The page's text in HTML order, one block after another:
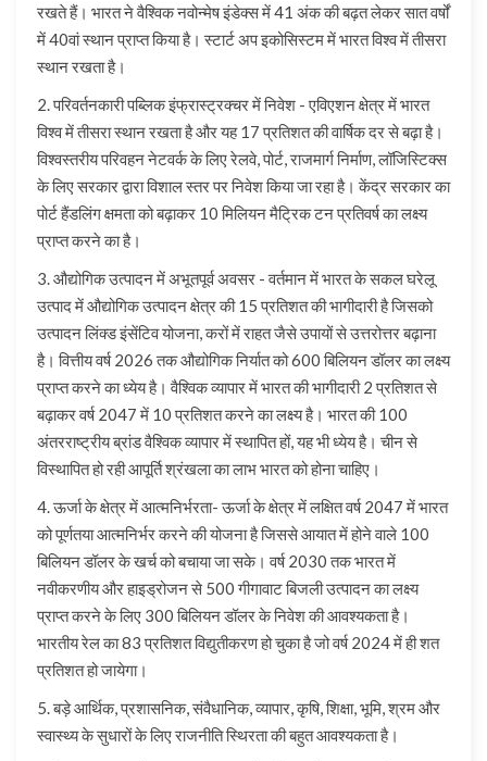
रखते हैं। भारत ने वैश्विक नवोन्मेष इंडेक्स में 41 अंक की बढ़त लेकर सात वर्षों
में 40वां स्थान प्राप्त किया है। स्टार्ट अप इकोसिस्टम में भारत विश्व में तीसरा
स्थान रखता है।
2. परिवर्तनकारी पब्लिक इंफ्रास्ट्रक्चर में निवेश - एविएशन क्षेत्र में भारत
विश्व में तीसरा स्थान रखता है और यह 17 प्रतिशत की वार्षिक दर से बढ़ा है।
विश्वस्तरीय परिवहन नेटवर्क के लिए रेलवे, पोर्ट, राजमार्ग निर्माण, लॉजिस्टिक्स
के लिए सरकार द्वारा विशाल स्तर पर निवेश किया जा रहा है। केंद्र सरकार का
पोर्ट हैंडलिंग क्षमता को बढ़ाकर 10 मिलियन मैट्रिक टन प्रतिवर्ष का लक्ष्य
प्राप्त करने का है।
3. औद्योगिक उत्पादन में अभूतपूर्व अवसर - वर्तमान में भारत के सकल घरेलू
उत्पाद में औद्योगिक उत्पादन क्षेत्र की 15 प्रतिशत की भागीदारी है जिसको
उत्पादन लिंक्ड इंसेंटिव योजना, करों में राहत जैसे उपायों से उत्तरोत्तर बढ़ाना
है। वित्तीय वर्ष 2026 तक औद्योगिक निर्यात को 600 बिलियन डॉलर का लक्ष्य
प्राप्त करने का ध्येय है। वैश्विक व्यापार में भारत की भागीदारी 2 प्रतिशत से
बढ़ाकर वर्ष 2047 में 10 प्रतिशत करने का लक्ष्य है। भारत की 100
अंतरराष्ट्रीय ब्रांड वैश्विक व्यापार में स्थापित हों, यह भी ध्येय है। चीन से
विस्थापित हो रही आपूर्ति श्रंखला का लाभ भारत को होना चाहिए।
4. ऊर्जा के क्षेत्र में आत्मनिर्भरता- ऊर्जा के क्षेत्र में लक्षित वर्ष 2047 में भारत
को पूर्णतया आत्मनिर्भर करने की योजना है जिससे आयात में होने वाले 100
बिलियन डॉलर के खर्च को बचाया जा सके। वर्ष 2030 तक भारत में
नवीकरणीय और हाइड्रोजन से 500 गीगावाट बिजली उत्पादन का लक्ष्य
प्राप्त करने के लिए 300 बिलियन डॉलर के निवेश की आवश्यकता है।
भारतीय रेल का 83 प्रतिशत विद्युतीकरण हो चुका है जो वर्ष 2024 में ही शत
प्रतिशत हो जायेगा।
5. बड़े आर्थिक, प्रशासनिक, संवैधानिक, व्यापार, कृषि, शिक्षा, भूमि, श्रम और
स्वास्थ्य के सुधारों के लिए राजनीति स्थिरता की बहुत आवश्यकता है।